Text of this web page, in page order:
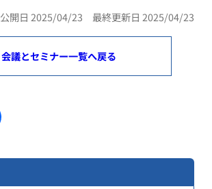
公開日 2025/04/23 最終更新日 2025/04/23
会議とセミナー一覧へ戻る